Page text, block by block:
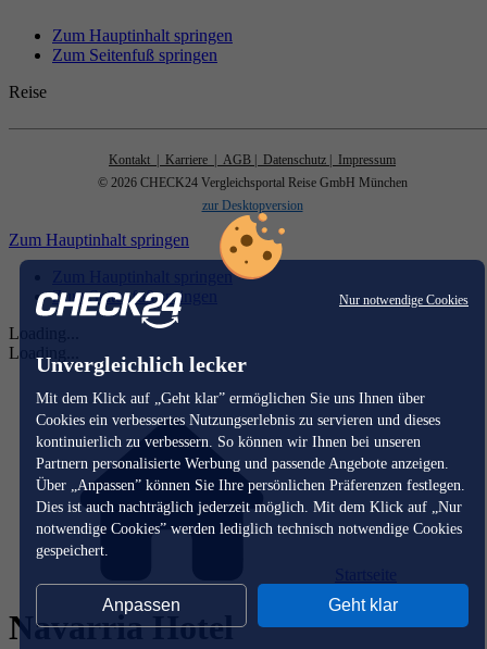
Nur notwendige Cookies
Unvergleichlich lecker
Mit dem Klick auf „Geht klar” ermöglichen Sie uns Ihnen über
Cookies ein verbessertes Nutzungserlebnis zu servieren und dieses
kontinuierlich zu verbessern. So können wir Ihnen bei unseren
Partnern personalisierte Werbung und passende Angebote anzeigen.
Über „Anpassen” können Sie Ihre persönlichen Präferenzen festlegen.
Dies ist auch nachträglich jederzeit möglich. Mit dem Klick auf „Nur
notwendige Cookies” werden lediglich technisch notwendige Cookies
gespeichert.
Anpassen Geht klar
Zum Hauptinhalt springen
Zum Seitenfuß springen
Reise
Kontakt | Karriere | AGB | Datenschutz
| Impressum
© 2026 CHECK24 Vergleichsportal Reise GmbH München
zur Desktopversion
Zum Hauptinhalt springen
Zum Hauptinhalt springen
Zum Seitenfuß springen
Loading...
Loading...
Navarria Hotel